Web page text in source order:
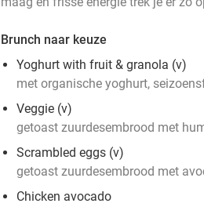
Brunch naar keuze
Yoghurt with fruit & granola (v)
met organische yoghurt,
Veggie (v)
getoast zuurdesembrood met
Scrambled eggs (v)
getoast zuurdesembrood met
Chicken avocado